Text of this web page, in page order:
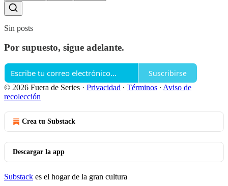
Sin posts
Por supuesto, sigue adelante.
Suscribirse
© 2026 Fuera de Series · Privacidad ∙ Términos ∙ Aviso de
recolección
Crea tu Substack
Descargar la app
Substack es el hogar de la gran cultura